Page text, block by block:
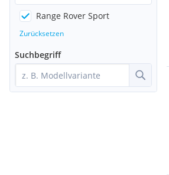
Range Rover Sport
Zurücksetzen
Suchbegriff